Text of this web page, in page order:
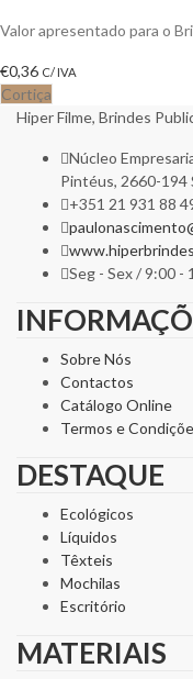
Valor apresentado para o
€0,36 C/ IVA
Cortiça
Hiper Filme, Brindes
Núcleo
Pintéus, 2660-194
+351 21 931 88
Seg - Sex / 9:00 -
Sobre Nós
Contactos
Catálogo Online
Termos e
DESTAQUE
Ecológicos
Líquidos
Têxteis
Mochilas
Escritório
MATERIAIS